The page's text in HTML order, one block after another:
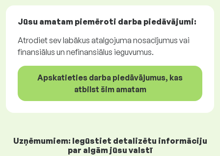
Jūsu amatam piemēroti darba piedāvājumi:
Atrodiet sev labākus atalgojuma nosacījumus vai
finansiālus un nefinansiālus ieguvumus.
Apskatieties darba piedāvājumus, kas
atbilst šim amatam
Uzņēmumiem: Iegūstiet detalizētu informāciju
par algām jūsu valstī